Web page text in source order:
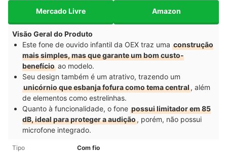
Mercado Livre Amazon
Visão Geral do Produto
Este fone de ouvido infantil da OEX traz uma construção
mais simples, mas que garante um bom custo-
benefício ao modelo.
Seu design também é um atrativo, trazendo um
unicórnio que esbanja fofura como tema central, além
de elementos como estrelinhas.
Quanto à funcionalidade, o fone possui limitador em 85
dB, ideal para proteger a audição, porém, não possui
microfone integrado.
Tipo Com fio